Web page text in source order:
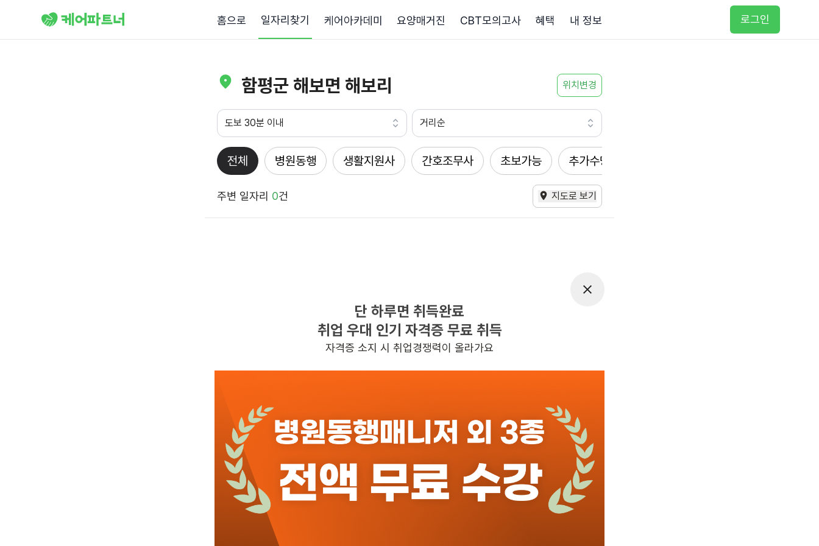
홈으로 일자리찾기 케어아카데미 요양매거진 CBT모의고사 혜택 내 정보 로그인
함평군 해보면 해보리 위치변경
도보 30분 이내 거리순
전체 병원동행 생활지원사 간호조무사 초보가능 추가수당
주변 일자리 0건 지도로 보기
찾으시는 조건의 일자리가 없습니다
더욱더 노력하는 케어파트너가 되겠습니다.
단 하루면 취득완료
취업 우대 인기 자격증 무료 취득
자격증 소지 시 취업경쟁력이 올라가요